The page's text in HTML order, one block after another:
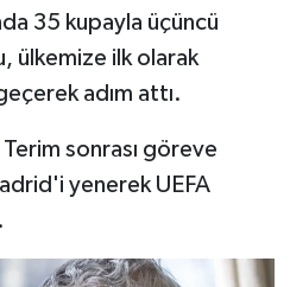
35 kupayla üçüncü
ülkemize ilk olarak
adım attı.
Terim sonrası göreve
yenerek UEFA